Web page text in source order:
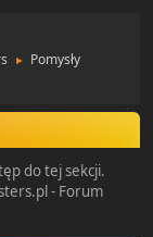
► Pomysły
do tej sekcji.
- Forum